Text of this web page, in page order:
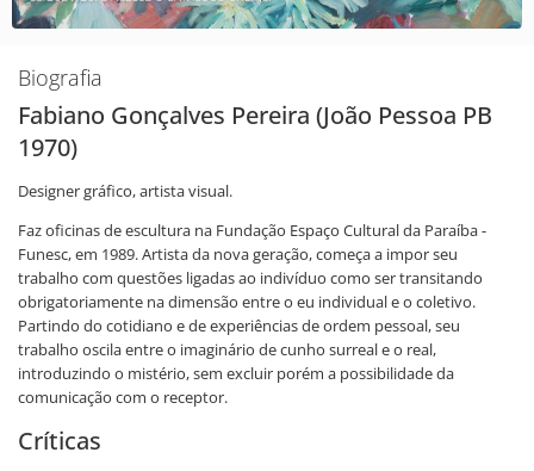
Biografia
Fabiano Gonçalves Pereira (João Pessoa PB
1970)
Designer gráfico, artista visual.
Faz oficinas de escultura na Fundação Espaço Cultural da Paraíba -
Funesc, em 1989. Artista da nova geração, começa a impor seu
trabalho com questões ligadas ao indivíduo como ser transitando
obrigatoriamente na dimensão entre o eu individual e o coletivo.
Partindo do cotidiano e de experiências de ordem pessoal, seu
trabalho oscila entre o imaginário de cunho surreal e o real,
introduzindo o mistério, sem excluir porém a possibilidade da
comunicação com o receptor.
Críticas